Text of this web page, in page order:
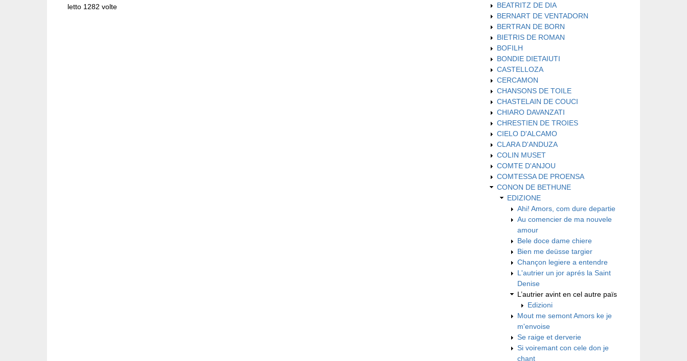
letto 1282 volte
BEATRITZ DE DIA
BERNART DE VENTADORN
BERTRAN DE BORN
BIETRIS DE ROMAN
BOFILH
BONDIE DIETAIUTI
CASTELLOZA
CERCAMON
CHANSONS DE TOILE
CHASTELAIN DE COUCI
CHIARO DAVANZATI
CHRESTIEN DE TROIES
CIELO D'ALCAMO
CLARA D'ANDUZA
COLIN MUSET
COMTE D'ANJOU
COMTESSA DE PROENSA
CONON DE BETHUNE
EDIZIONE
Ahi! Amors, com dure departie
Au comencier de ma nouvele
amour
Bele doce dame chiere
Bien me deüsse targier
Chançon legiere a entendre
L'autrier un jor aprés la Saint
Denise
L’autrier avint en cel autre païs
Edizioni
Mout me semont Amors ke je
m'envoise
Se raige et derverie
Si voiremant con cele don je
chant